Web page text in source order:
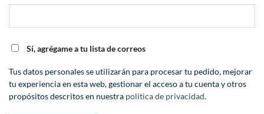
Sí, agrégame a tu lista de correos
Tus datos personales se utilizarán para procesar tu pedido, mejorar
tu experiencia en esta web, gestionar el acceso a tu cuenta y otros
propósitos descritos en nuestra política de privacidad.